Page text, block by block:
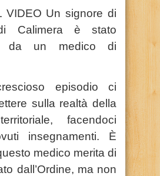
VIDEO Un signore di
Calimera è stato
da un medico di
episodio ci
sulla realtà della
facendoci
insegnamenti. È
medico merita di
dall’Ordine, ma non